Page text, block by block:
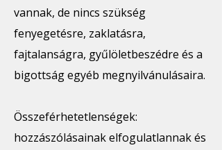
vannak, de nincs szükség
fenyegetésre, zaklatásra,
fajtalanságra, gyűlöletbeszédre és a
bigottság egyéb megnyilvánulásaira.
Összeférhetetlenségek:
hozzászólásainak elfogulatlannak és